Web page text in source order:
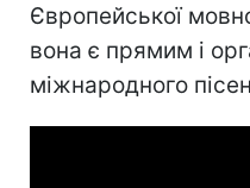
Європейської
вона є прямим і
міжнародного